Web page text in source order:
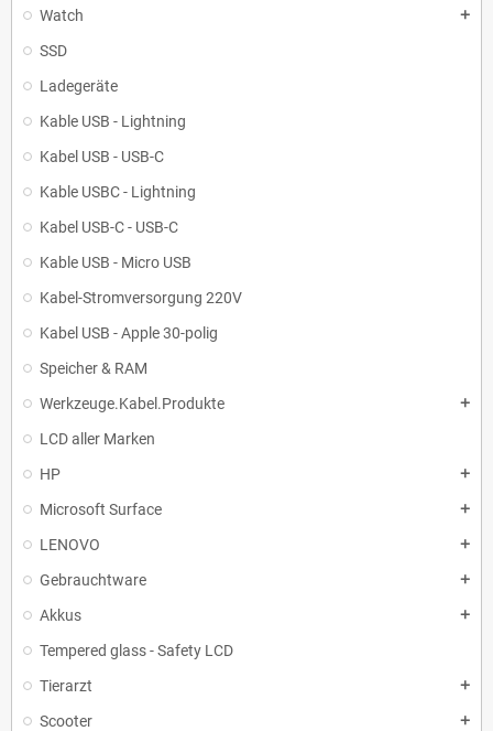
Watch add
SSD
Ladegeräte
Kable USB - Lightning
Kabel USB - USB-C
Kable USBC - Lightning
Kabel USB-C - USB-C
Kable USB - Micro USB
Kabel-Stromversorgung 220V
Kabel USB - Apple 30-polig
Speicher & RAM
Werkzeuge.Kabel.Produkte
add
LCD aller Marken
HP
add
Microsoft Surface add
LENOVO add
Gebrauchtware add
Akkus add
Tempered glass - Safety LCD
Tierarzt
add
Scooter add